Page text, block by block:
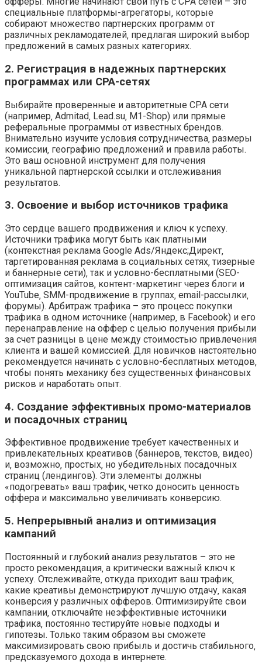
специальные платформы-агрегаторы‚ которые
собирают множество партнерских программ от
различных рекламодателей‚ предлагая широкий выбор
предложений в самых разных категориях.
2. Регистрация в надежных партнерских
программах или CPA-сетях
Выбирайте проверенные и авторитетные CPA сети
(например‚ Admitad‚ Lead.su‚ M1-Shop) или прямые
реферальные программы от известных брендов.
Внимательно изучите условия сотрудничества‚ размеры
комиссии‚ географию предложений и правила работы.
Это ваш основной инструмент для получения
уникальной партнерской ссылки и отслеживания
результатов.
3. Освоение и выбор источников трафика
Это сердце вашего продвижения и ключ к успеху.
Источники трафика могут быть как платными
(контекстная реклама Google Ads/Яндекс;Директ‚
таргетированная реклама в социальных сетях‚ тизерные
и баннерные сети)‚ так и условно-бесплатными (SEO-
оптимизация сайтов‚ контент-маркетинг через блоги и
YouTube‚ SMM-продвижение в группах‚ email-рассылки‚
форумы). Арбитраж трафика – это процесс покупки
трафика в одном источнике (например‚ в Facebook) и его
перенаправление на оффер с целью получения прибыли
за счет разницы в цене между стоимостью привлечения
клиента и вашей комиссией. Для новичков настоятельно
рекомендуется начинать с условно-бесплатных методов‚
чтобы понять механику без существенных финансовых
рисков и наработать опыт.
4. Создание эффективных промо-материалов
и посадочных страниц
Эффективное продвижение требует качественных и
привлекательных креативов (баннеров‚ текстов‚ видео)
и‚ возможно‚ простых‚ но убедительных посадочных
страниц (лендингов). Эти элементы должны
«подогревать» ваш трафик‚ четко доносить ценность
оффера и максимально увеличивать конверсию.
5. Непрерывный анализ и оптимизация
кампаний
Постоянный и глубокий анализ результатов – это не
просто рекомендация‚ а критически важный ключ к
успеху. Отслеживайте‚ откуда приходит ваш трафик‚
какие креативы демонстрируют лучшую отдачу‚ какая
конверсия у различных офферов. Оптимизируйте свои
кампании‚ отключайте неэффективные источники
трафика‚ постоянно тестируйте новые подходы и
гипотезы. Только таким образом вы сможете
максимизировать свою прибыль и достичь стабильного‚
предсказуемого дохода в интернете.